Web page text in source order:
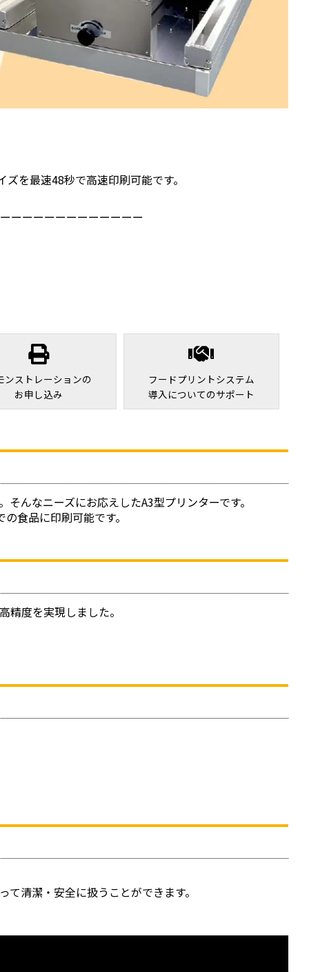
を最速48秒で高速印刷可能です。
ーーーーーーーーーーーー
ンストレーションの
お申し込み
フードプリントシステム
導入についてのサポート
んなニーズにお応えしたA3型プリンターです。
食品に印刷可能です。
度を実現しました。
清潔・安全に扱うことができます。